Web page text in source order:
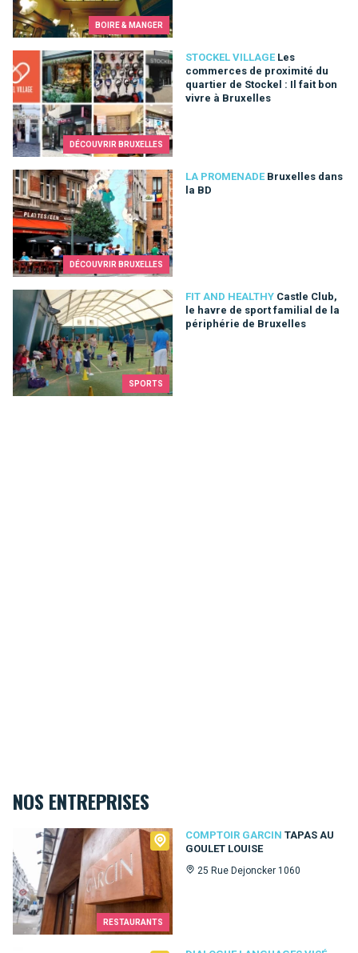
BOIRE & MANGER
DÉCOUVRIR BRUXELLES
STOCKEL VILLAGE Les
commerces de proximité du
quartier de Stockel : Il fait bon
vivre à Bruxelles
Les commerces de proximité du quartier de Stockel : Il fait
DÉCOUVRIR BRUXELLES
LA PROMENADE Bruxelles dans
la BD
Bruxelles dans la BD
SPORTS
FIT AND HEALTHY Castle Club,
le havre de sport familial de la
périphérie de Bruxelles
Castle Club, le havre de sport familial de la périphérie de
NOS ENTREPRISES
RESTAURANTS
COMPTOIR GARCIN TAPAS AU
GOULET LOUISE
25 Rue Dejoncker 1060
Comptoir Garcin